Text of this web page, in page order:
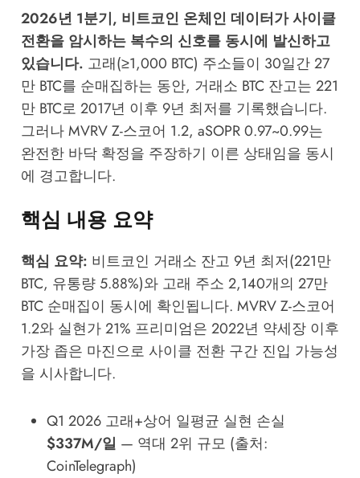
2026년 1분기, 비트코인 온체인 데이터가 사이클
전환을 암시하는 복수의 신호를 동시에 발신하고
있습니다. 고래(≥1,000 BTC) 주소들이 30일간 27
만 BTC를 순매집하는 동안, 거래소 BTC 잔고는 221
만 BTC로 2017년 이후 9년 최저를 기록했습니다.
그러나 MVRV Z-스코어 1.2, aSOPR 0.97~0.99는
완전한 바닥 확정을 주장하기 이른 상태임을 동시
에 경고합니다.
핵심 내용 요약
핵심 요약: 비트코인 거래소 잔고 9년 최저(221만
BTC, 유통량 5.88%)와 고래 주소 2,140개의 27만
BTC 순매집이 동시에 확인됩니다. MVRV Z-스코어
1.2와 실현가 21% 프리미엄은 2022년 약세장 이후
가장 좁은 마진으로 사이클 전환 구간 진입 가능성
을 시사합니다.
Q1 2026 고래+상어 일평균 실현 손실
$337M/일 — 역대 2위 규모 (출처:
CoinTelegraph)